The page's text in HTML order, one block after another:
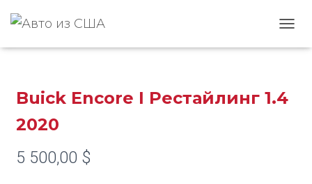
Buick Encore I Рестайлинг 1.4
2020
5 500,00 $